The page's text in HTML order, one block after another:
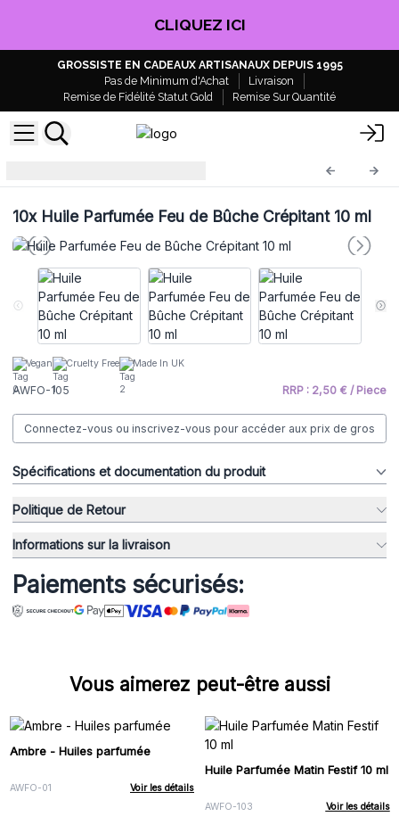
CLIQUEZ ICI
GROSSISTE EN CADEAUX ARTISANAUX DEPUIS 1995
Pas de Minimum d'Achat
Livraison
Remise de Fidélité Statut Gold
Remise Sur Quantité
10xHuile Parfumée Feu de Bûche Crépitant 10 ml
Vegan Cruelty Free Made In UK
AWFO-105 RRP : 2,50 € / Piece
Connectez-vous ou inscrivez-vous pour accéder aux prix de gros
Spécifications et documentation du produit
Politique de Retour
Informations sur la livraison
Paiements sécurisés:
Vous aimerez peut-être aussi
Ambre - Huiles parfumée
AWFO-01 Voir les détails
Huile Parfumée Matin Festif 10 ml
AWFO-103 Voir les détails